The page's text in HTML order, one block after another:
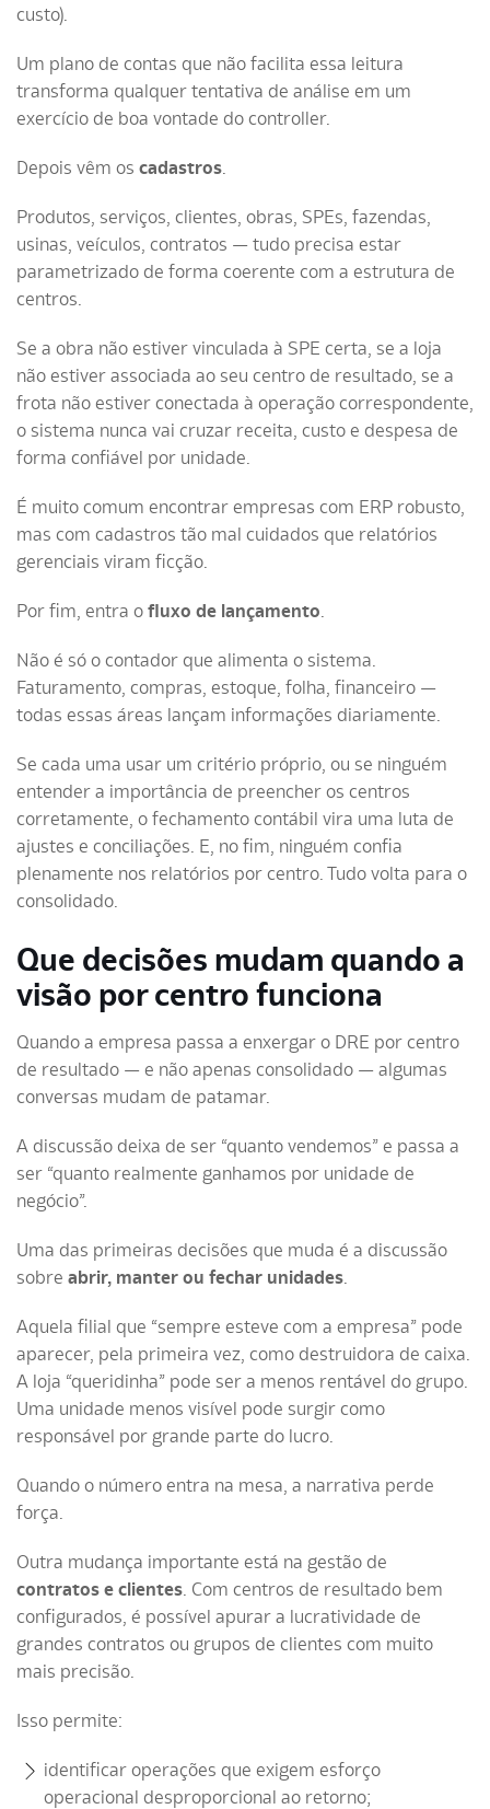
custo).
Um plano de contas que não facilita essa leitura
transforma qualquer tentativa de análise em um
exercício de boa vontade do controller.
Depois vêm os cadastros
Produtos, serviços, clientes, obras, SPEs, fazendas,
usinas, veículos, contratos — tudo precisa estar
parametrizado de forma coerente com a estrutura de
centros.
Se a obra não estiver vinculada à SPE certa, se a loja
não estiver associada ao seu centro de resultado, se a
frota não estiver conectada à operação correspondente,
o sistema nunca vai cruzar receita, custo e despesa de
forma confiável por unidade.
É muito comum encontrar empresas com ERP robusto,
mas com cadastros tão mal cuidados que relatórios
gerenciais viram ficção.
Por fim, entra o fluxo de lançamento
Não é só o contador que alimenta o sistema.
Faturamento, compras, estoque, folha, financeiro —
todas essas áreas lançam informações diariamente.
Se cada uma usar um critério próprio, ou se ninguém
entender a importância de preencher os centros
corretamente, o fechamento contábil vira uma luta de
ajustes e conciliações. E, no fim, ninguém confia
plenamente nos relatórios por centro. Tudo volta para o
consolidado.
Que decisões mudam quando a
visão por centro funciona
Quando a empresa passa a enxergar o DRE por centro
de resultado — e não apenas consolidado — algumas
conversas mudam de patamar.
A discussão deixa de ser “quanto vendemos” e passa a
ser “quanto realmente ganhamos por unidade de
negócio”.
Uma das primeiras decisões que muda é a discussão
sobre abrir, manter ou fechar unidades
Aquela filial que “sempre esteve com a empresa” pode
aparecer, pela primeira vez, como destruidora de caixa.
A loja “queridinha” pode ser a menos rentável do grupo.
Uma unidade menos visível pode surgir como
responsável por grande parte do lucro.
Quando o número entra na mesa, a narrativa perde
força.
Outra mudança importante está na gestão de
contratos e clientes . Com centros de resultado bem
configurados, é possível apurar a lucratividade de
grandes contratos ou grupos de clientes com muito
mais precisão.
Isso permite:
identificar operações que exigem esforço
operacional desproporcional ao retorno;